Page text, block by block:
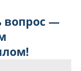
вопрос —